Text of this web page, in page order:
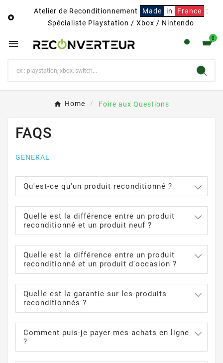

Atelier de Reconditionnement Made in France
:
Spécialiste Playstation / Xbox / Nintendo
 0
Home Foire aux Questions
FAQS
GENERAL
Qu'est-ce qu'un produit reconditionné ?
Quelle est la différence entre un produit
reconditionné et un produit neuf ?
Quelle est la différence entre un produit
reconditionné et un produit d'occasion ?
Quelle est la garantie sur les produits
reconditionnés ?
Comment puis-je payer mes achats en ligne
?